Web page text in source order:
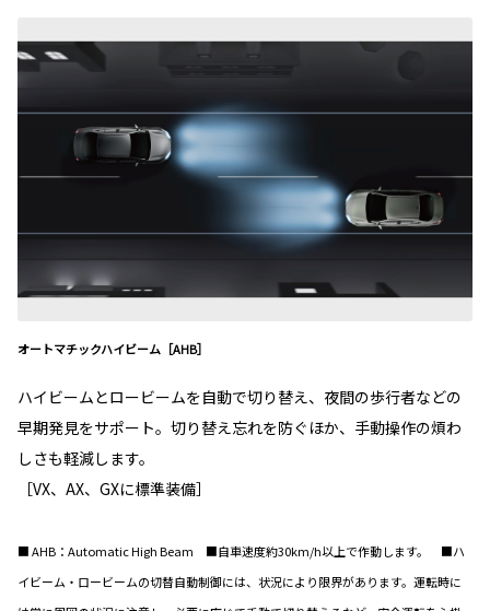
オートマチックハイビーム［AHB］
ハイビームとロービームを自動で切り替え、夜間の歩行者などの
早期発見をサポート。切り替え忘れを防ぐほか、手動操作の煩わ
しさも軽減します。
［VX、AX、GXに標準装備］
■ AHB：Automatic High Beam ■自車速度約30km/h以上で作動します。 ■ハ
イビーム・ロービームの切替自動制御には、状況により限界があります。運転時に